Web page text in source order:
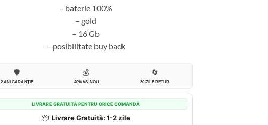
– baterie 100%
– gold
– 16 Gb
– posibilitate buy back
🛡️
2 ANI GARANȚIE
💰
-40% VS. NOU
🔄
30 ZILE RETUR
LIVRARE GRATUITĂ PENTRU ORICE COMANDĂ
📦 Livrare Gratuită: 1-2 zile